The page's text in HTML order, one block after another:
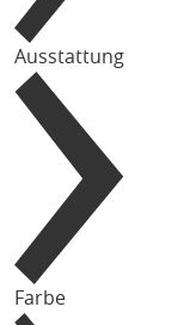
Ausstattung
Farbe